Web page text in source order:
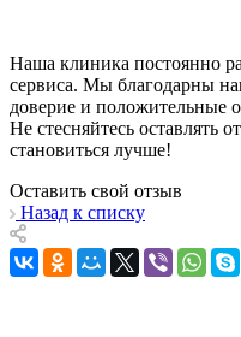
Наша клиника постоянно
сервиса. Мы благодарны
доверие и положительные
Не стесняйтесь
становиться лучше!
Оставить свой отзыв
Назад к списку